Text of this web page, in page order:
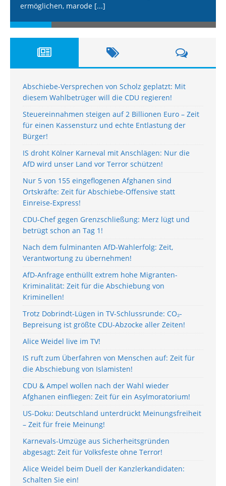
ermöglichen, marode [...]
Abschiebe-Versprechen von Scholz geplatzt: Mit
diesem Wahlbetrüger will die CDU regieren!
Steuereinnahmen steigen auf 2 Billionen Euro – Zeit
für einen Kassensturz und echte Entlastung der
Bürger!
IS droht Kölner Karneval mit Anschlägen: Nur die
AfD wird unser Land vor Terror schützen!
Nur 5 von 155 eingeflogenen Afghanen sind
Ortskräfte: Zeit für Abschiebe-Offensive statt
Einreise-Express!
CDU-Chef gegen Grenzschließung: Merz lügt und
betrügt schon an Tag 1!
Nach dem fulminanten AfD-Wahlerfolg: Zeit,
Verantwortung zu übernehmen!
AfD-Anfrage enthüllt extrem hohe Migranten-
Kriminalität: Zeit für die Abschiebung von
Kriminellen!
Trotz Dobrindt-Lügen in TV-Schlussrunde: CO₂-
Bepreisung ist größte CDU-Abzocke aller Zeiten!
Alice Weidel live im TV!
IS ruft zum Überfahren von Menschen auf: Zeit für
die Abschiebung von Islamisten!
CDU & Ampel wollen nach der Wahl wieder
Afghanen einfliegen: Zeit für ein Asylmoratorium!
US-Doku: Deutschland unterdrückt Meinungsfreiheit
– Zeit für freie Meinung!
Karnevals-Umzüge aus Sicherheitsgründen
abgesagt: Zeit für Volksfeste ohne Terror!
Alice Weidel beim Duell der Kanzlerkandidaten:
Schalten Sie ein!